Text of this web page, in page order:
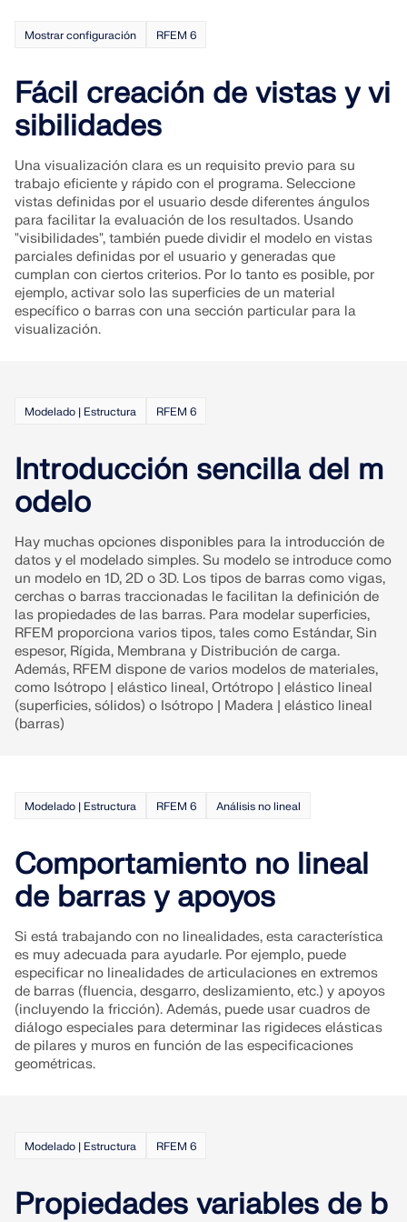
Software de CFD para túneles de viento digital
Más información
Dlubal API
Su puerta al modelado paramétrico y la automatización
Documentación de API
Índice
Primeros pasos
Objetos del modelo
Suscripciones y precios
Ejemplos
AEF para conexiones de acero
Diseñe y analice las conexiones de acero utilizando
El servicio en línea de Dlubal proporciona mapas de
nieve, velocidades del viento y datos sísmicos.
CONECTAR CON EL SOPORTE TÉCNICO
Mostrar configuración RFEM 6
Fácil creación de vistas y vi
sibilidades
Una visualización clara es un requisito previo para su
trabajo eficiente y rápido con el programa. Seleccione
vistas definidas por el usuario desde diferentes ángulos
para facilitar la evaluación de los resultados. Usando
"visibilidades", también puede dividir el modelo en vistas
parciales definidas por el usuario y generadas que
cumplan con ciertos criterios. Por lo tanto es posible, por
ejemplo, activar solo las superficies de un material
específico o barras con una sección particular para la
visualización.
Modelado | Estructura RFEM 6
Introducción sencilla del m
odelo
Hay muchas opciones disponibles para la introducción de
datos y el modelado simples. Su modelo se introduce como
un modelo en 1D, 2D o 3D. Los tipos de barras como vigas,
cerchas o barras traccionadas le facilitan la definición de
las propiedades de las barras. Para modelar superficies,
RFEM proporciona varios tipos, tales como Estándar, Sin
espesor, Rígida, Membrana y Distribución de carga.
Además, RFEM dispone de varios modelos de materiales,
como Isótropo | elástico lineal, Ortótropo | elástico lineal
(superficies, sólidos) o Isótropo | Madera | elástico lineal
(barras)
Modelado | Estructura RFEM 6 Análisis no lineal
Comportamiento no lineal
de barras y apoyos
Si está trabajando con no linealidades, esta característica
es muy adecuada para ayudarle. Por ejemplo, puede
especificar no linealidades de articulaciones en extremos
de barras (fluencia, desgarro, deslizamiento, etc.) y apoyos
(incluyendo la fricción). Además, puede usar cuadros de
diálogo especiales para determinar las rigideces elásticas
de pilares y muros en función de las especificaciones
geométricas.
Modelado | Estructura RFEM 6
Propiedades variables de b